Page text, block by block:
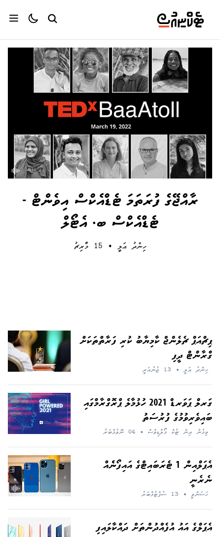
ރާއްޖޭގެ ފުރަތަމަ ޓެޑްއެކްސް އިވެންޓް -
ޓެޑްއެކްސް ބ. އެޓޯލް
ހިންދު ޢަލީ •
ޕިޗްއަޕް ޗެލެންޖް ކާމިޔާބު ކުރި ފަރާތްތަކަށް
ގްރާންޓް ދީފި
ހިންދު ޢަލީ •
ގަރލް ޕަވަރޑް 2021 ހުޅުމާލެ ޕްރޮގްރާމްގައި
ބައިވެރިވުމުގެ ފުރުސަތު
ވިމެން އިން ޓެކް މޯލްޑިވްސް •
އެޕަލްއިން 1 ޓެރަބައިޓްގެ އައިފޯނެެއް
ނެރެނީ
ހަސަންވީ •
އެޕަލްގެ އައު އުފެއްދުންތަށް ދައްކާލައިފި